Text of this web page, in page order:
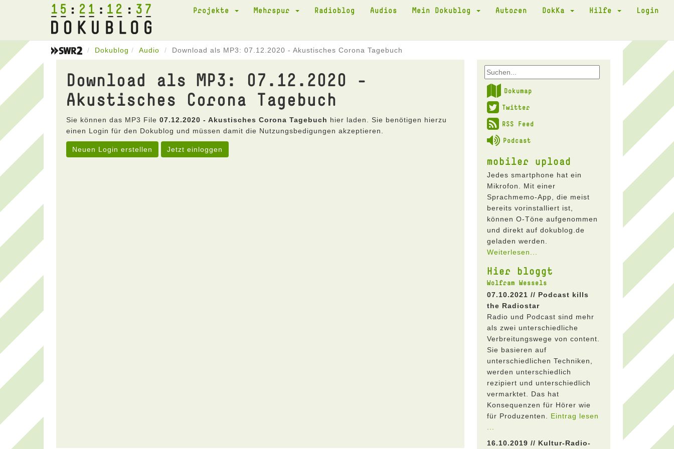
15 21 12 37 Projekte Mehrspur Radioblog Audios Mein Dokublog Autoren DokKa Hilfe Login
Dokublog Audio Download als MP3: 07.12.2020 - Akustisches Corona Tagebuch
Download als MP3: 07.12.2020 -
Akustisches Corona Tagebuch
Sie können das MP3 File 07.12.2020 - Akustisches Corona Tagebuch hier laden. Sie benötigen hierzu
einen Login für den Dokublog und müssen damit die Nutzungsbedigungen akzeptieren.
Neuen Login erstellen Jetzt einloggen
Dokumap
Twitter
RSS Feed
Podcast
mobiler upload
Jedes smartphone hat ein
Mikrofon. Mit einer
Sprachmemo-App, die meist
bereits vorinstalliert ist,
können O-Töne aufgenommen
und direkt auf dokublog.de
geladen werden.
Weiterlesen...
Hier bloggt
Wolfram Wessels
07.10.2021 // Podcast kills
the Radiostar
Radio und Podcast sind mehr
als zwei unterschiedliche
Verbreitungswege von content.
Sie basieren auf
unterschiedlichen Techniken,
werden unterschiedlich
rezipiert und unterschiedlich
vermarktet. Das hat
Konsequenzen für Hörer wie
für Produzenten. Eintrag lesen
16.10.2019 // Kultur-Radio-